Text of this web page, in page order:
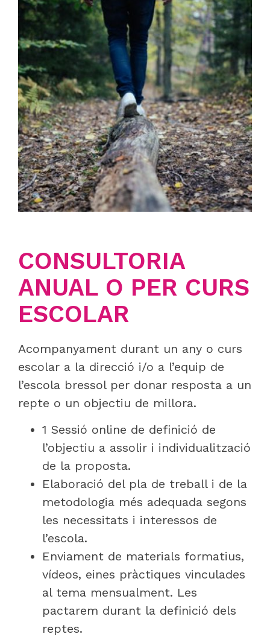
CONSULTORIA
ANUAL O PER CURS
ESCOLAR
Acompanyament durant un any o curs
escolar a la direcció i/o a l’equip de
l’escola bressol per donar resposta a un
repte o un objectiu de millora.
1 Sessió online de definició de
l’objectiu a assolir i individualització
de la proposta.
Elaboració del pla de treball i de la
metodologia més adequada segons
les necessitats i interessos de
l’escola.
Enviament de materials formatius,
vídeos, eines pràctiques vinculades
al tema mensualment. Les
pactarem durant la definició dels
reptes.